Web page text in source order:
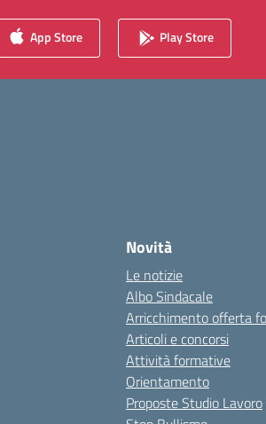
App Store Play Store
Novità
Le notizie
Albo Sindacale
Arricchimento offerta
Articoli e concorsi
Attività formative
Orientamento
Proposte Studio Lavoro